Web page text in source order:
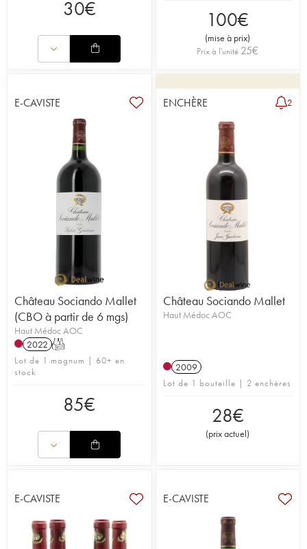
30€ 100€
(mise à prix)
Prix à l'unité 25€
E-CAVISTE
Château Sociando Mallet
(CBO à partir de 6 mgs)
Haut Médoc AOC
2022 T
Lot de 1 magnum | 60+ en
stock
85€
ENCHÈRE 2
Château Sociando Mallet
Haut Médoc AOC
2009
Lot de 1 bouteille | 2 enchères
28€
(prix actuel)
E-CAVISTE E-CAVISTE